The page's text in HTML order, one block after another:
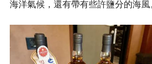
海洋氣候，還有帶有些許鹽分的海風